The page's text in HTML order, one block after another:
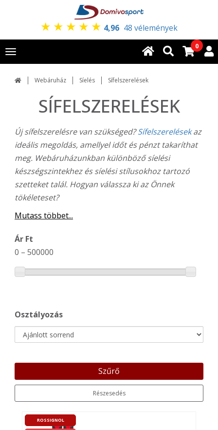
★ ★ ★ ★ ★ 4,96 48 vélemények
Toggle
navigation
0
Webáruház Síelés Sífelszerelések
SÍFELSZERELÉSEK
Új sífelszerelésre van szükséged?Sífelszerelésekaz
ideális megoldás, amellyel időt és pénzt takaríthat
meg. Webáruházunkban különböző síelési
készségszintekhez és síelési stílusokhoz tartozó
szetteket talál. Hogyan válassza ki az Önnek
tökéleteset?
Mutass többet...
Ár Ft
0 – 500000
Osztályozás
Szűrő
Részesedés
ROSSIGNOL